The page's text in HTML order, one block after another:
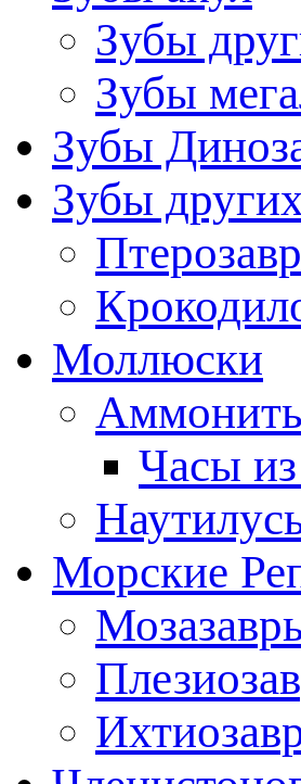
Зубы
Зубы
Зубы
Зубы
Моллюски
Часы
Морские